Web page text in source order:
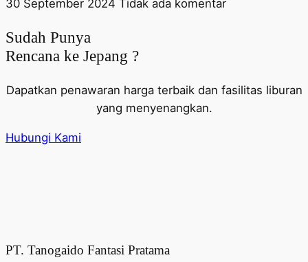
30 September 2024 Tidak ada komentar
Sudah Punya
Rencana ke Jepang ?
Dapatkan penawaran harga terbaik dan fasilitas liburan
yang menyenangkan.
Hubungi Kami
PT. Tanogaido Fantasi Pratama